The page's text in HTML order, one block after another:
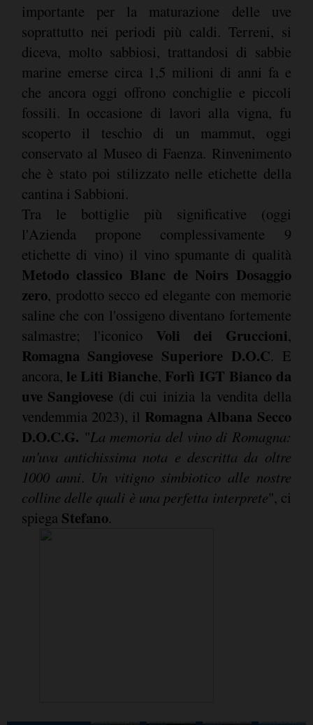
importante per la maturazione delle uve
soprattutto nei periodi più caldi. Terreni, si
diceva, molto sabbiosi, trattandosi di sabbie
marine emerse circa 1,5 milioni di anni fa e
che ancora oggi offrono conchiglie e piccoli
fossili. In occasione di lavori alla vigna, fu
scoperto il teschio di un mammut, oggi
conservato al Museo di Faenza. Rinvenimento
che è stato poi stilizzato nelle etichette della
cantina i Sabbioni.
Tra le bottiglie più significative (oggi
l'Azienda propone complessivamente 9
etichette di vino) il vino spumante di qualità
Metodo classico Blanc de Noirs Dosaggio
zero, prodotto secco ed elegante con memorie
saline che con l'ossigeno diventano fortemente
salmastre; l'iconico Voli dei Gruccioni,
Romagna Sangiovese Superiore D.O.C. E
ancora, le Liti Bianche, Forlì IGT Bianco da
uve Sangiovese (di cui inizia la vendita della
vendemmia 2023), il Romagna Albana Secco
D.O.C.G. "La memoria del vino di Romagna:
un'uva antichissima nota e descritta da oltre
1000 anni. Un vitigno simbiotico alle nostre
colline delle quali è una perfetta interprete", ci
spiega Stefano.